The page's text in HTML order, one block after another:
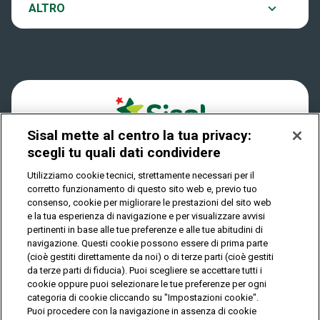
Play Your Date
Dove si gioca
Quanto si vince
Come riscuotere
ALTRO
Notifiche
Privacy
IL GIOCO È VIETATO AI MINORI E PUÒ CAUSARE
DIPENDENZA PATOLOGICA
© Copyright Sisal Italia S.p.A. - P.I. 02433760135
Privacy Cookies
Mappa
del
sito
Sisal mette al centro la tua privacy:
scegli tu quali dati condividere
Utilizziamo cookie tecnici, strettamente necessari per il
corretto funzionamento di questo sito web e, previo tuo
consenso, cookie per migliorare le prestazioni del sito web
e la tua esperienza di navigazione e per visualizzare avvisi
pertinenti in base alle tue preferenze e alle tue abitudini di
navigazione. Questi cookie possono essere di prima parte
(cioè gestiti direttamente da noi) o di terze parti (cioè gestiti
da terze parti di fiducia). Puoi scegliere se accettare tutti i
cookie oppure puoi selezionare le tue preferenze per ogni
categoria di cookie cliccando su "Impostazioni cookie".
Puoi procedere con la navigazione in assenza di cookie